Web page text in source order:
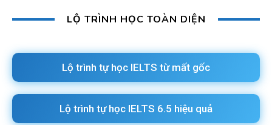
LỘ TRÌNH HỌC TOÀN DIỆN
Lộ trình tự học IELTS từ mất gốc
Lộ trình tự học IELTS 6.5 hiệu quả